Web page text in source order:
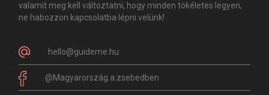
valamit meg kell változtatni, hogy minden tökéletes legyen,
ne habozzon kapcsolatba lépni velünk!
hello@guideme.hu
@Magyarország.a.zsebedben